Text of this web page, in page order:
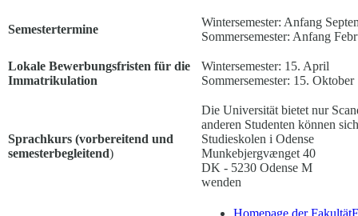
Semestertermine
Wintersemester: Anfang
Sommersemester: Anfang
Lokale Bewerbungsfristen für die
Immatrikulation
Wintersemester: 15. April
Sommersemester: 15. Oktober
Sprachkurs (vorbereitend und
semesterbegleitend)
Die Universität bietet nur
anderen Studenten können
Studieskolen i Odense
Munkebjergvænget 40
DK - 5230 Odense M
wenden
Homepage der Fakultät